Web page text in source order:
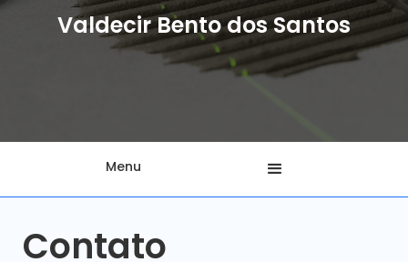
Valdecir Bento dos Santos
Menu
Contato